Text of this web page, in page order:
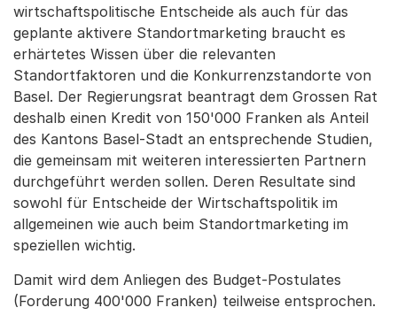
wirtschaftspolitische Entscheide als auch für das
geplante aktivere Standortmarketing braucht es
erhärtetes Wissen über die relevanten
Standortfaktoren und die Konkurrenzstandorte von
Basel. Der Regierungsrat beantragt dem Grossen Rat
deshalb einen Kredit von 150'000 Franken als Anteil
des Kantons Basel-Stadt an entsprechende Studien,
die gemeinsam mit weiteren interessierten Partnern
durchgeführt werden sollen. Deren Resultate sind
sowohl für Entscheide der Wirtschaftspolitik im
allgemeinen wie auch beim Standortmarketing im
speziellen wichtig.
Damit wird dem Anliegen des Budget-Postulates
(Forderung 400'000 Franken) teilweise entsprochen.